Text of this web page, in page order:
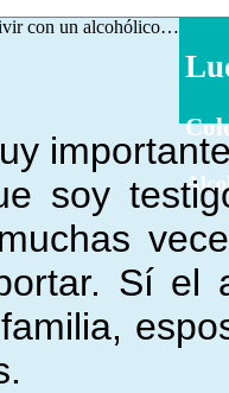
con un alcohólico…
soy
Sí el